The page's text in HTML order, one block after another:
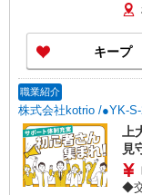
キープ
職業紹介
株式会社kotrio /●YK-
見
◆